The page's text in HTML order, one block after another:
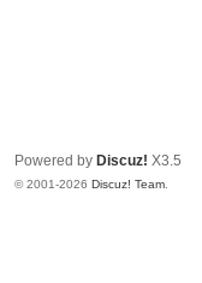
Powered by Discuz! X3.5
© 2001-2026 Discuz! Team